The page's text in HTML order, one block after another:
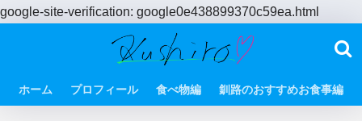
google-site-verification: google0e438899370c59ea.html
ホーム プロフィール 食べ物編 釧路のおすすめお食事編